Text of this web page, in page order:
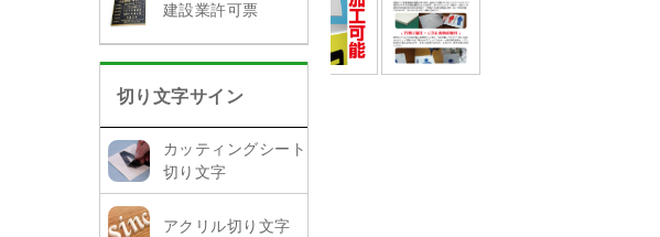
建設業許可票
切り文字サイン
カッティングシート
切り文字
アクリル切り文字